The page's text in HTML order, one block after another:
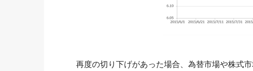
再度の切り下げがあった場合、為替市場や株式